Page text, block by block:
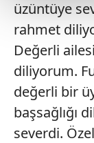
Her halükârda,
takdirde,
Sizlere daha iyi
Sitemizde
üzüntüye
rahmet
Değerli
diliyorum.
değerli bir
başsağlığı
severdi.